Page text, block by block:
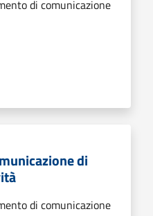
di comunicazione
di
di comunicazione